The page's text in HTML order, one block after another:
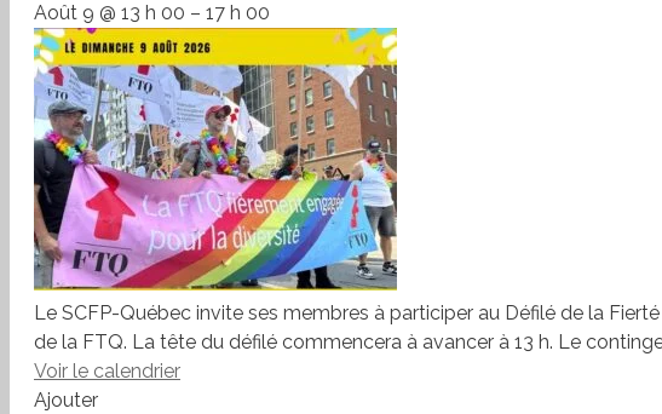
Août 9 @ 13 h 00 – 17 h 00
Le SCFP-Québec invite ses membres à participer au Défilé de la
de la FTQ. La tête du défilé commencera à avancer à 13 h. Le
Voir le calendrier
Ajouter